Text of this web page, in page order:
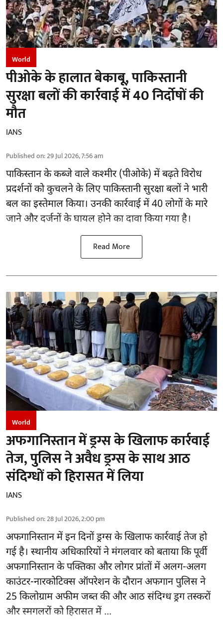
World
पीओके के हालात बेकाबू, पाकिस्तानी
सुरक्षा बलों की कार्रवाई में 40 निर्दोषों की
मौत
IANS
Published on:29 Jul 2026, 7:56 am
पाकिस्तान के कब्जे वाले कश्मीर (पीओके) में बढ़ते विरोध
प्रदर्शनों को कुचलने के लिए पाकिस्तानी सुरक्षा बलों ने भारी
बल का इस्तेमाल किया। उनकी कार्रवाई में 40 लोगों के मारे
जाने और दर्जनों के घायल होने का दावा किया गया है।
Read More
World
अफगानिस्तान में ड्रग्स के खिलाफ कार्रवाई
तेज, पुलिस ने अवैध ड्रग्स के साथ आठ
संदिग्धों को हिरासत में लिया
IANS
Published on:28 Jul 2026, 2:00 pm
अफगानिस्तानमें इन दिनों ड्रग्स के खिलाफ कार्रवाई तेज हो
गई है। स्थानीय अधिकारियों ने मंगलवार को बताया कि पूर्वी
अफगानिस्तान के पक्तिका और लोगर प्रांतों में अलग-अलग
काउंटर-नारकोटिक्स ऑपरेशन के दौरान अफगान पुलिस ने
25 किलोग्राम अफीम जब्त की और आठ संदिग्ध ड्रग तस्करों
और स्मगलरों को हिरासत में ...